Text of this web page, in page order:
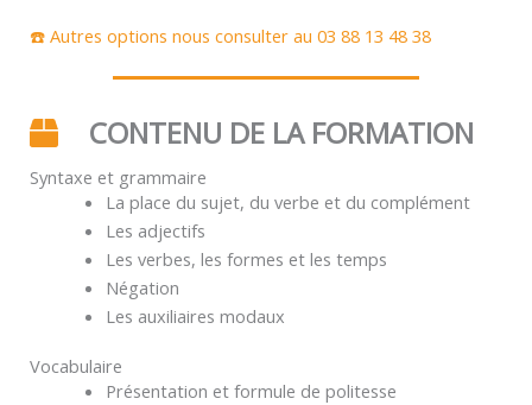
☎️ Autres options nous consulter au 03 88 13 48 38
CONTENU DE LA FORMATION
Syntaxe et grammaire
La place du sujet, du verbe et du complément
Les adjectifs
Les verbes, les formes et les temps
Négation
Les auxiliaires modaux
Vocabulaire
Présentation et formule de politesse